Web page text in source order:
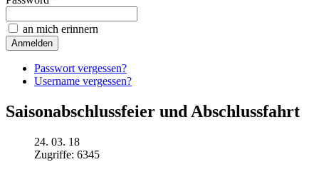
an mich erinnern
Passwort vergessen?
Username vergessen?
Saisonabschlussfeier und Abschlussfahrt
24. 03. 18
Zugriffe: 6345